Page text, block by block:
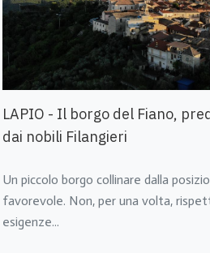
LAPIO - Il borgo del Fiano,
dai nobili Filangieri
Un piccolo borgo collinare dalla
favorevole. Non, per una volta,
esigenze...